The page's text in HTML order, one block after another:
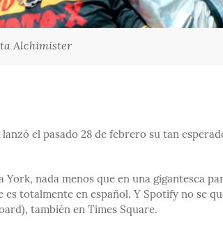
Alchimister
el pasado 28 de febrero su tan
nada menos que en una gigantesca
totalmente en español. Y Spotify no se
también en Times Square.